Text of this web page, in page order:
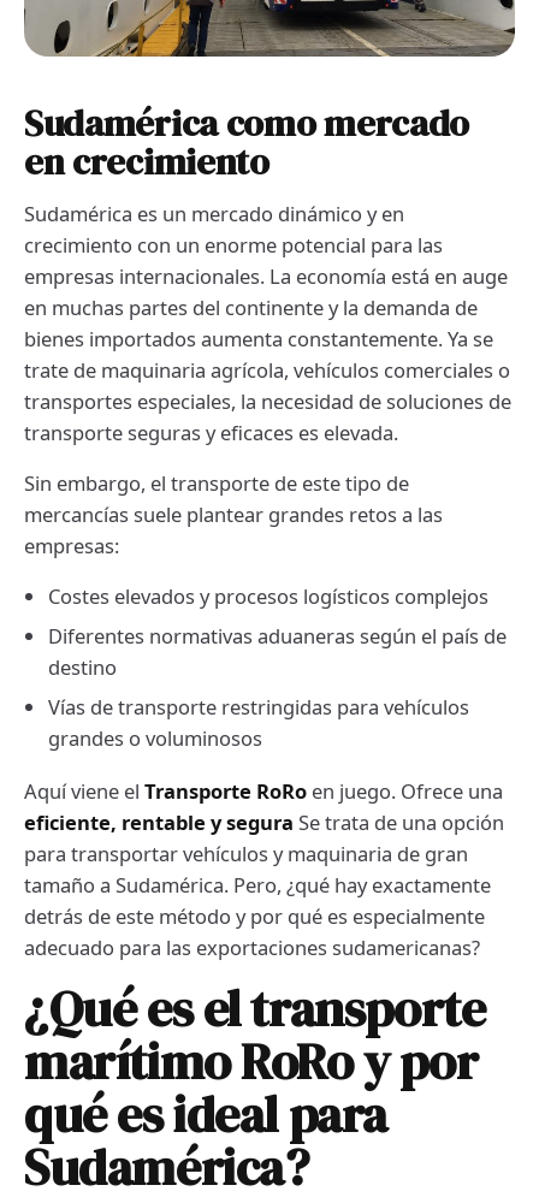
Sudamérica como mercado
en crecimiento
Sudamérica es un mercado dinámico y en
crecimiento con un enorme potencial para las
empresas internacionales. La economía está en auge
en muchas partes del continente y la demanda de
bienes importados aumenta constantemente. Ya se
trate de maquinaria agrícola, vehículos comerciales o
transportes especiales, la necesidad de soluciones de
transporte seguras y eficaces es elevada.
Sin embargo, el transporte de este tipo de
mercancías suele plantear grandes retos a las
empresas:
Costes elevados y procesos logísticos complejos
Diferentes normativas aduaneras según el país de
destino
Vías de transporte restringidas para vehículos
grandes o voluminosos
Aquí viene el Transporte RoRo en juego. Ofrece una
eficiente, rentable y segura Se trata de una opción
para transportar vehículos y maquinaria de gran
tamaño a Sudamérica. Pero, ¿qué hay exactamente
detrás de este método y por qué es especialmente
adecuado para las exportaciones sudamericanas?
¿Qué es el transporte
marítimo RoRo y por
qué es ideal para
Sudamérica?